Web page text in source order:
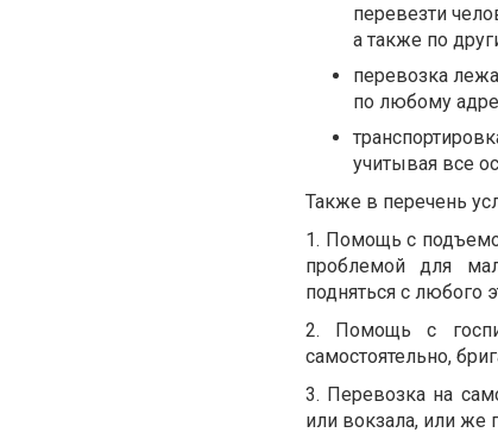
перевезти
а также по
перевозка
по любому
учитывая все
Также в перечень
1. Помощь с
проблемой для
подняться с любого
2. Помощь с
самостоятельно,
3. Перевозка на
или вокзала, или же